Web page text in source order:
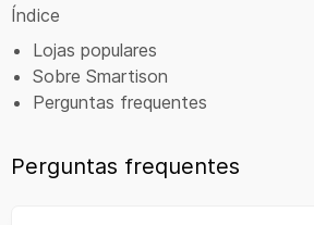
Índice
Lojas populares
Sobre Smartison
Perguntas frequentes
Perguntas frequentes